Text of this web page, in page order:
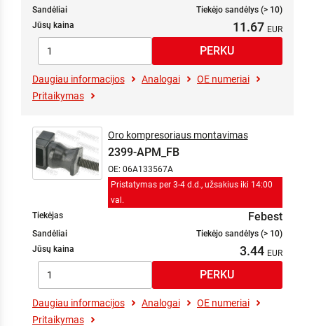
Sandėliai
Tiekėjo sandėlys (> 10)
Jūsų kaina
11.67
Daugiau informacijos Analogai
OE numeriai
Pritaikymas
Pristatymas per 3-4 d.d., užsakius iki 14:00
val.
Oro kompresoriaus montavimas
2399-APM_FB
OE: 06A133567A
Tiekėjas Febest
Sandėliai
Tiekėjo sandėlys (> 10)
Jūsų kaina
3.44
Daugiau informacijos Analogai
OE numeriai
Pritaikymas